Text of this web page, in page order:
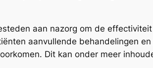
aan nazorg om de
aanvullende behandelingen
Dit kan onder meer